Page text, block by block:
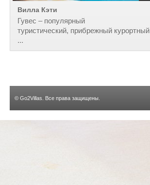
Вилла Кэти
Гувес – популярный
туристический, прибрежный курортный
...
© Go2Villas . Все права защищены.